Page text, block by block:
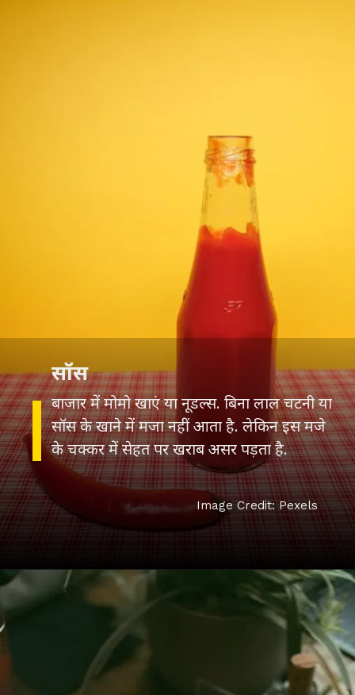
बाजार में मोमो खाएं या नूडल्स. बिना लाल चटनी या
सॉस के खाने में मजा नहीं आता है. लेकिन इस मजे
के चक्कर में सेहत पर खराब असर पड़ता है.
सॉस
Image Credit: Pexels